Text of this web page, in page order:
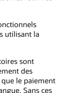
utilisant la
sont
des
le paiement
Sans ces